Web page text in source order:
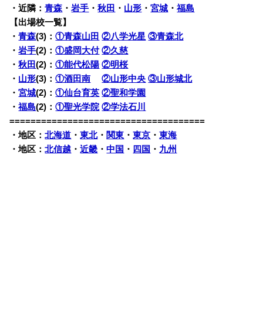
・近隣：青森 ・岩手 ・秋田 ・ 山形 ・宮城 ・福島
【出場校一覧】
・青森(3)：①青森山田 ②八学光星 ③青森北
・岩手(2)：①盛岡大付 ②久慈
・秋田(2)：①能代松陽 ②明桜
・ 山形(3)：①酒田南 ②山形中央 ③山形城北
・宮城(2)：①仙台育英 ②聖和学園
・福島(2)：①聖光学院 ②学法石川
=====================================
・地区：北海道 ・東北・ 関東 ・東京 ・東海
・地区：北信越 ・近畿 ・中国 ・ 四国 ・ 九州